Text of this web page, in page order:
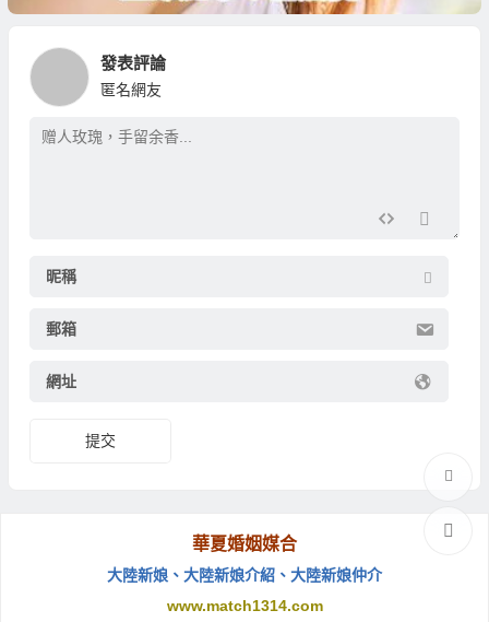
發表評論
匿名網友
昵稱
郵箱
網址
提交
華夏婚姻媒合
大陸新娘 、 大陸新娘介紹 、 大陸新娘仲介
www.match1314.com